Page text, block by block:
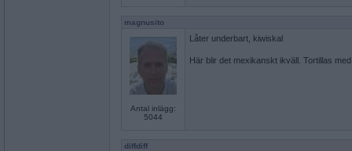
magnusito
Antal inlägg:
5044
Låter underbart, kiwiskal
Här blir det mexikanskt ikväll. Tortillas
diffdiff